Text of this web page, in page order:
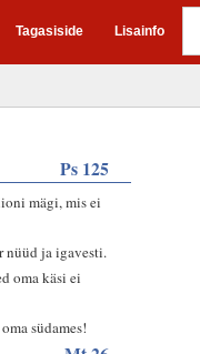
Tagasiside Lisainfo
Ps 125
mägi, mis ei
nüüd ja igavesti.
oma käsi ei
südames!